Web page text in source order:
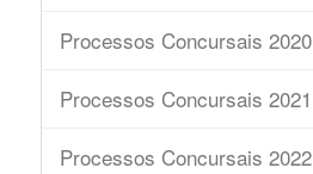
Processos Concursais 2020
Processos Concursais 2021
Processos Concursais 2022